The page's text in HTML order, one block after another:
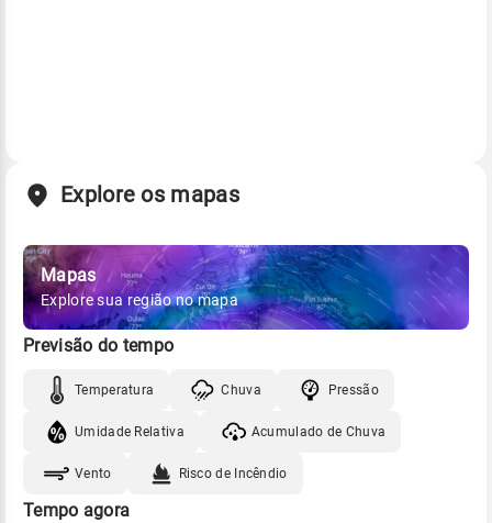
Explore os mapas
Mapas
Explore sua região no mapa
Previsão do tempo
Temperatura Chuva Pressão
Umidade Relativa Acumulado de Chuva
Vento Risco de Incêndio
Tempo agora